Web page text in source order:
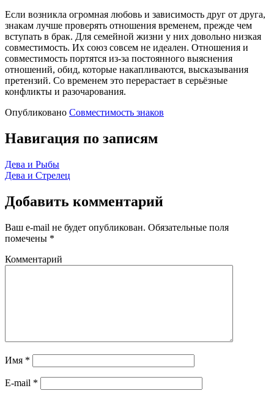
Если возникла огромная любовь и зависимость друг от друга,
знакам лучше проверять отношения временем, прежде чем
вступать в брак. Для семейной жизни у них довольно низкая
совместимость. Их союз совсем не идеален. Отношения и
совместимость портятся из-за постоянного выяснения
отношений, обид, которые накапливаются, высказывания
претензий. Со временем это перерастает в серьёзные
конфликты и разочарования.
Опубликовано Совместимость знаков
Навигация по записям
Дева и Рыбы
Дева и Стрелец
Добавить комментарий
Ваш e-mail не будет опубликован. Обязательные поля
помечены *
Комментарий
Имя *
E-mail *